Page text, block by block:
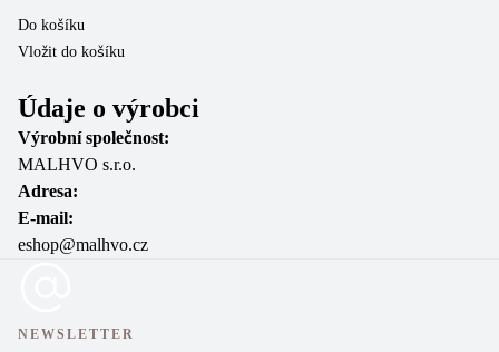
Do košíku
Vložit do košíku
Údaje o výrobci
Výrobní společnost:
MALHVO s.r.o.
Adresa:
E-mail:
eshop@malhvo.cz
NEWSLETTER